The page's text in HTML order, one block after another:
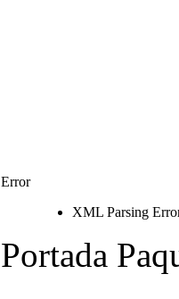
Error
XML Parsing
Portada